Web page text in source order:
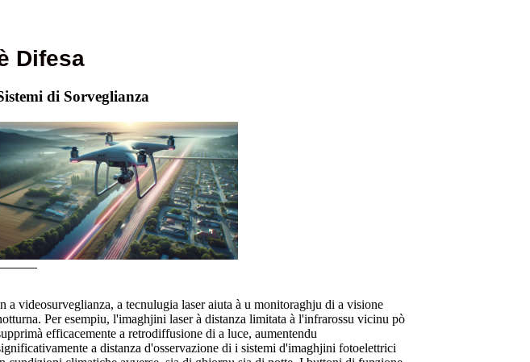
Difesa
di Sorveglianza
a videosurveglianza, a tecnulugia laser aiuta à u monitoraghju di a visione
Per esempiu, l'imaghjini laser à distanza limitata à l'infrarossu vicinu pò
efficacemente a retrodiffusione di a luce, aumentendu
a distanza d'osservazione di i sistemi d'imaghjini fotoelettrici